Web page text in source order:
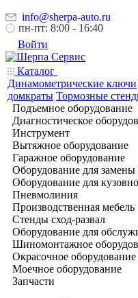
info@sherpa-auto.ru
пн-пт: 8:00 - 16:40
Войти
Каталог
Динамометрические ключи
домкраты Тормозные
Подъемное оборудование
Диагностическое
Инструмент
Вытяжное оборудование
Гаражное оборудование
Оборудование для замены
Оборудование для
Пневмолиния
Производственная мебель
Стенды сход-развал
Оборудование для
Шиномонтажное
Окрасочное оборудование
Моечное оборудование
Запчасти